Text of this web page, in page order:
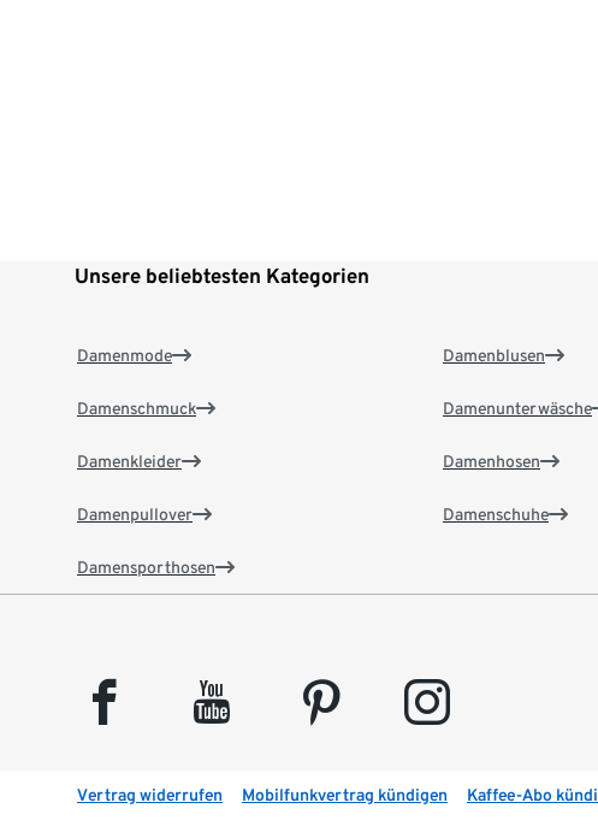
Unsere beliebtesten Kategorien
Damenmode
Damenschmuck
Damenkleider
Damenpullover
Damensporthosen
Damenblusen
Damenunterwäsche
Damenhosen
Damenschuhe
facebook youtube pinterest instagram
Vertrag widerrufen Mobilfunkvertrag kündigen Kaffee-Abo